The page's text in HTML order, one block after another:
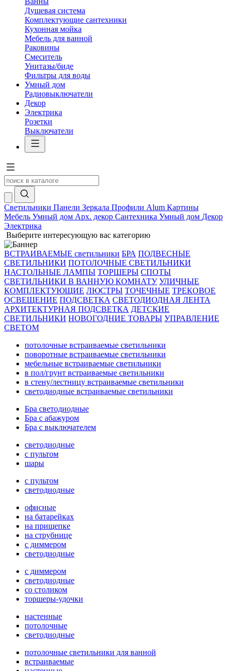
Душевая система
Комплектующие сантехники
Кухонная мойка
Мебель для ванной
Раковины
Смеситель
Унитазы/биде
Фильтры для воды
Умный дом
Радиовыключатели
Декор
Электрика
Розетки
Выключатели
Светильники Панели Зеркала Профили Alum Картины
Мебель Умный дом Арх. декор Сантехника Умный дом Декор
Электрика
Выберите интересующую вас категорию
ВСТРАИВАЕМЫЕ светильники БРА ПОДВЕСНЫЕ
СВЕТИЛЬНИКИ ПОТОЛОЧНЫЕ СВЕТИЛЬНИКИ
НАСТОЛЬНЫЕ ЛАМПЫ ТОРШЕРЫ СПОТЫ
СВЕТИЛЬНИКИ В ВАННУЮ КОМНАТУ УЛИЧНЫЕ
КОМПЛЕКТУЮЩИЕ ЛЮСТРЫ ТОЧЕЧНЫЕ ТРЕКОВОЕ
ОСВЕЩЕНИЕ ПОДСВЕТКА СВЕТОДИОДНАЯ ЛЕНТА
АРХИТЕКТУРНАЯ ПОДСВЕТКА ДЕТСКИЕ
СВЕТИЛЬНИКИ НОВОГОДНИЕ ТОВАРЫ УПРАВЛЕНИЕ
СВЕТОМ
потолочные встраиваемые светильники
поворотные встраиваемые светильники
мебельные встраиваемые светильники
в пол/грунт встраиваемые светильники
в стену/лестницу встраиваемые светильники
светодиодные встраиваемые светильники
Бра светодиодные
Бра с абажуром
Бра с выключателем
светодиодные
с пультом
шары
с пультом
светодиодные
офисные
на батарейках
на прищепке
на струбнице
с диммером
светодиодные
с диммером
светодиодные
со столиком
торшеры-удочки
настенные
потолочные
светодиодные
потолочные светильники для ванной
встраиваемые